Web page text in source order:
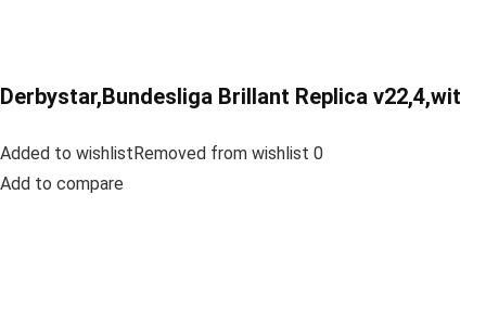
Derbystar,Bundesliga Brillant Replica v22,4,wit
Added to wishlistRemoved from wishlist 0
Add to compare